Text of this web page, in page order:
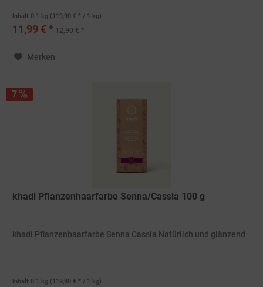
Inhalt 0.1 kg (119,90 € * / 1 kg)
11,99 € * 12,90 € *
Merken
7
khadi Pflanzenhaarfarbe Senna/Cassia 100 g
khadi Pflanzenhaarfarbe Senna Cassia Natürlich und glänzend
Inhalt 0.1 kg (119,90 € * / 1 kg)